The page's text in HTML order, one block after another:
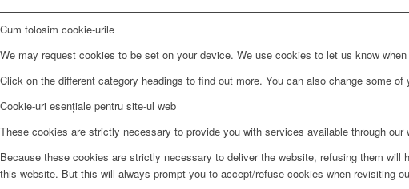
Cum folosim cookie-urile
We may request cookies to be set on your device. We use cookies to let us know
Click on the different category headings to find out more. You can also change some
Cookie-uri esențiale pentru site-ul web
These cookies are strictly necessary to provide you with services available through
Because these cookies are strictly necessary to deliver the website, refusing them
this website. But this will always prompt you to accept/refuse cookies when revisiting